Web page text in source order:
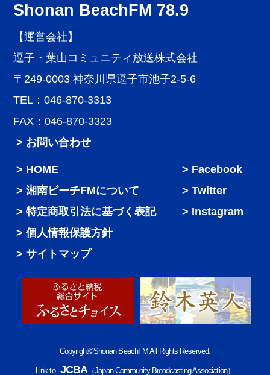
Shonan BeachFM 78.9
【運営会社】
逗子・葉山コミュニティ放送株式会社
〒249-0003 神奈川県逗子市池子2-5-6
TEL：046-870-3313
FAX：046-870-3323
> お問い合わせ
HOME
湘南ビーチFMについて
特定商取引法に基づく表記
個人情報保護方針
サイトマップ
Facebook
Twitter
Instagram
Copyright©Shonan BeachFM All Rights Reserved.
Link to JCBA（Japan Community Broadcasting Association）